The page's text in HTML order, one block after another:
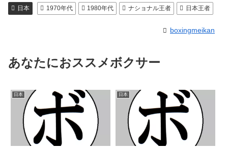
日本 1970年代 1980年代 ナショナル王者 日本王者
boxingmeikan
あなたにおススメボクサー
日本 日本